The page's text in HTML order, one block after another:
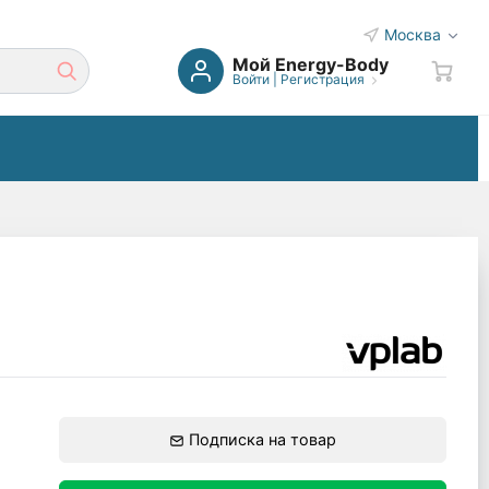
Москва
Мой Energy-Body
Войти| Регистрация
Подписка на товар